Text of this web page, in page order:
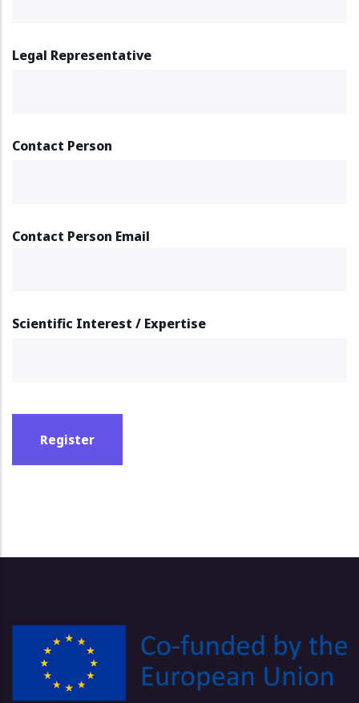
Legal Representative
Contact Person
Contact Person Email
Scientific Interest / Expertise